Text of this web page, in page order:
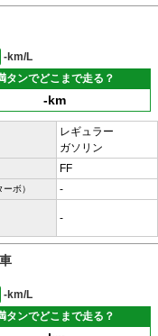
-km/L
タンでどこまで走る？
-km
レギュラー
ガソリン
FF
ボ） -
-
-km/L
タンでどこまで走る？